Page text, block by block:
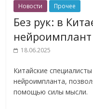
Новости Прочее
Без рук: в
18.06.2025
Китайские
нейроимпланта,
помощью силы мысли.